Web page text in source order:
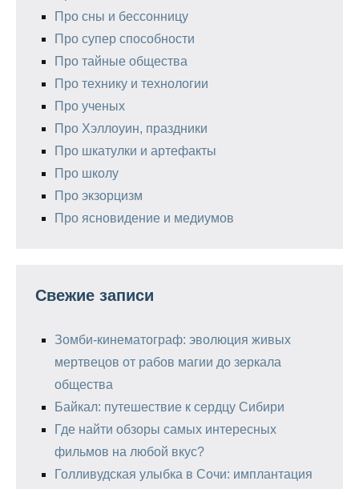
Про сны и бессонницу
Про супер способности
Про тайные общества
Про технику и технологии
Про ученых
Про Хэллоуин, праздники
Про шкатулки и артефакты
Про школу
Про экзорцизм
Про ясновидение и медиумов
Свежие записи
Зомби-кинематограф: эволюция живых
мертвецов от рабов магии до зеркала
общества
Байкал: путешествие к сердцу Сибири
Где найти обзоры самых интересных
фильмов на любой вкус?
Голливудская улыбка в Сочи: имплантация